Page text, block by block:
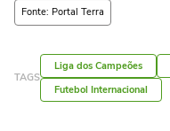
Fonte: Portal Terra
TAGS
Liga dos Campeões
Futebol Internacional